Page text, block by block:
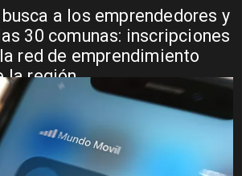
a los emprendedores y
30 comunas: inscripciones
red de emprendimiento
la región